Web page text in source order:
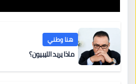
هنا وطني
ماذا يريد الليبيون؟